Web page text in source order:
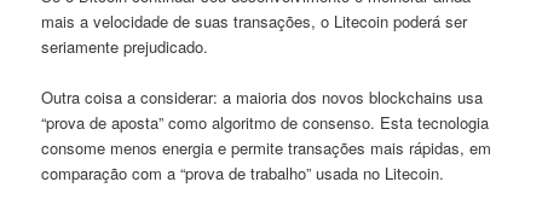
mais a velocidade de suas transações, o Litecoin poderá ser
seriamente prejudicado.
Outra coisa a considerar: a maioria dos novos blockchains usa
“prova de aposta” como algoritmo de consenso. Esta tecnologia
consome menos energia e permite transações mais rápidas, em
comparação com a “prova de trabalho” usada no Litecoin.